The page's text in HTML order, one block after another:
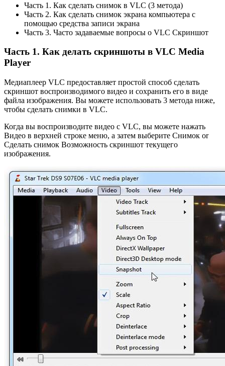
Часть 1. Как сделать снимок в VLC (3 метода)
Часть 2. Как сделать снимок экрана компьютера с
помощью средства записи экрана
Часть 3. Часто задаваемые вопросы о VLC Скриншот
Часть 1. Как делать скриншоты в VLC Media
Player
Медиаплеер VLC предоставляет простой способ сделать
скриншот воспроизводимого видео и сохранить его в виде
файла изображения. Вы можете использовать 3 метода ниже,
чтобы сделать снимки в VLC.
Когда вы воспроизводите видео с VLC, вы можете нажать
Видео в верхней строке меню, а затем выберите Снимок or
Сделать снимок Возможность скриншот текущего
изображения.